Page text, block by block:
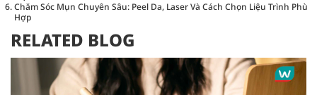
Chăm Sóc Mụn Chuyên Sâu: Peel Da, Laser Và Cách Chọn Liệu Trình Phù
Hợp
RELATED BLOG